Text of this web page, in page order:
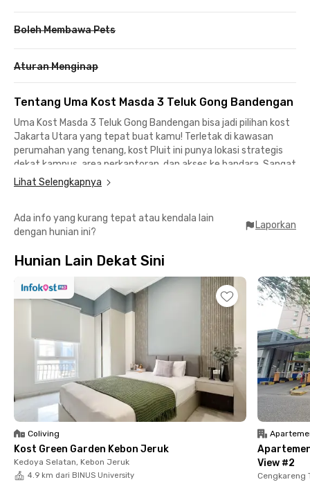
Boleh Membawa Pets
Aturan Menginap
Tentang Uma Kost Masda 3 Teluk Gong Bandengan
Uma Kost Masda 3 Teluk Gong Bandengan bisa jadi pilihan kost
Jakarta Utara yang tepat buat kamu! Terletak di kawasan
perumahan yang tenang, kost Pluit ini punya lokasi strategis
dekat kampus, area perkantoran, dan akses ke bandara. Sangat
ideal buat kamu yang bekerja di Jakarta Barat.
📍 6 menit ke Hari Hari Swalayan Duta Harapan Indah
📍 12 menit dari Stasiun Angke
📍 20 menit berkendara ke kantor di Grogol, Cengkareng, atau
📍 25 menit ke Universitas Bunda Mulia, Trisakti, dan
Tarumanagara
📍 35 menit dari Bandara Soekarno-Hatta Kampus
Fasilitas kamar lengkap dan nyaman:
✅ Furnitur lengkap
✅ AC dan WiFi
✅ Pilihan kamar mandi dalam atau luar dengan shower
✅ Area parkir motor
✅ CCTV & layanan housekeeping
FYI, harga sewa belum termasuk listrik, tapi tetap ramah di
kantong. Yuk, lakukan online booking sekarang dan nikmati
tinggal di kost Jakarta Utara yang strategis.
Lihat Selengkapnya
Ada info yang kurang tepat atau kendala lain
dengan hunian ini?
Laporkan
Hunian Lain Dekat Sini
Coliving
Kost Green Garden Kebon Jeruk
Kedoya Selatan, Kebon Jeruk
4.9 km dari BINUS University
View #2
Cengkareng